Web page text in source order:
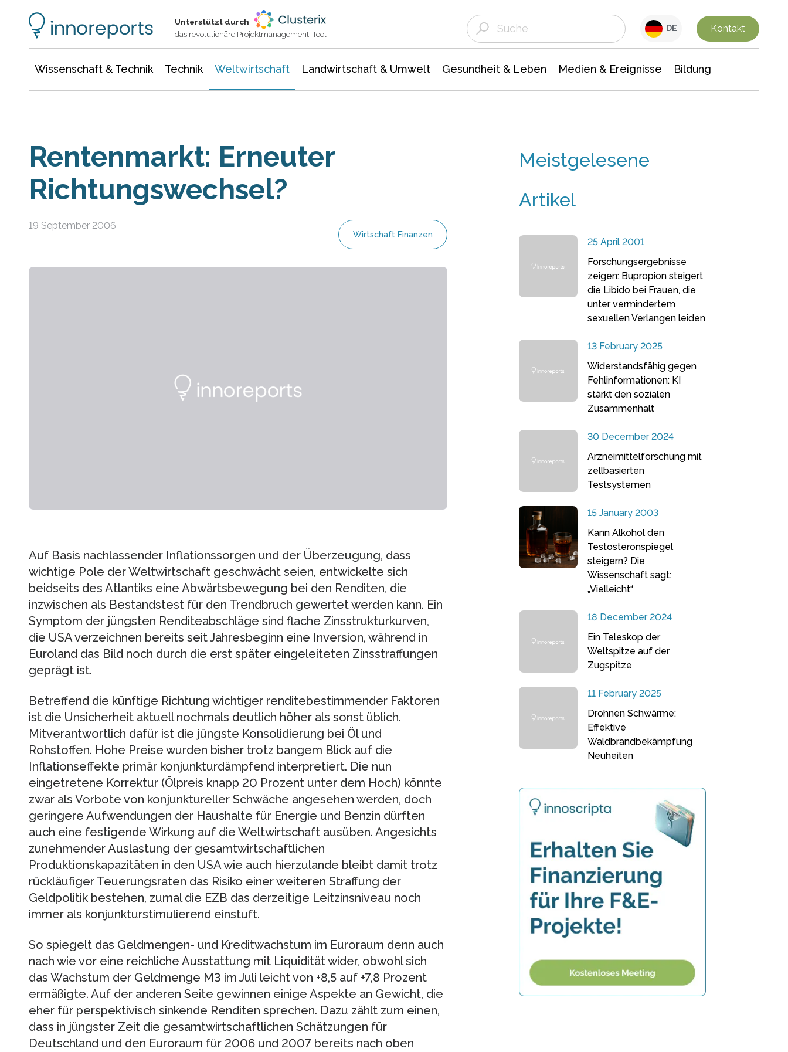
Unterstützt durch
das revolutionäre Projektmanagement-Tool
DE Kontakt
Wissenschaft & Technik Technik Weltwirtschaft Landwirtschaft & Umwelt Gesundheit & Leben Medien & Ereignisse Bildung
Rentenmarkt: Erneuter
Richtungswechsel?
19 September 2006
Wirtschaft Finanzen
Auf Basis nachlassender Inflationssorgen und der Überzeugung, dass
wichtige Pole der Weltwirtschaft geschwächt seien, entwickelte sich
beidseits des Atlantiks eine Abwärtsbewegung bei den Renditen, die
inzwischen als Bestandstest für den Trendbruch gewertet werden kann. Ein
Symptom der jüngsten Renditeabschläge sind flache Zinsstrukturkurven,
die USA verzeichnen bereits seit Jahresbeginn eine Inversion, während in
Euroland das Bild noch durch die erst später eingeleiteten Zinsstraffungen
geprägt ist.
Betreffend die künftige Richtung wichtiger renditebestimmender Faktoren
ist die Unsicherheit aktuell nochmals deutlich höher als sonst üblich.
Mitverantwortlich dafür ist die jüngste Konsolidierung bei Öl und
Rohstoffen. Hohe Preise wurden bisher trotz bangem Blick auf die
Inflationseffekte primär konjunkturdämpfend interpretiert. Die nun
eingetretene Korrektur (Ölpreis knapp 20 Prozent unter dem Hoch) könnte
zwar als Vorbote von konjunktureller Schwäche angesehen werden, doch
geringere Aufwendungen der Haushalte für Energie und Benzin dürften
auch eine festigende Wirkung auf die Weltwirtschaft ausüben. Angesichts
zunehmender Auslastung der gesamtwirtschaftlichen
Produktionskapazitäten in den USA wie auch hierzulande bleibt damit trotz
rückläufiger Teuerungsraten das Risiko einer weiteren Straffung der
Geldpolitik bestehen, zumal die EZB das derzeitige Leitzinsniveau noch
immer als konjunkturstimulierend einstuft.
So spiegelt das Geldmengen- und Kreditwachstum im Euroraum denn auch
nach wie vor eine reichliche Ausstattung mit Liquidität wider, obwohl sich
das Wachstum der Geldmenge M3 im Juli leicht von +8,5 auf +7,8 Prozent
ermäßigte. Auf der anderen Seite gewinnen einige Aspekte an Gewicht, die
eher für perspektivisch sinkende Renditen sprechen. Dazu zählt zum einen,
dass in jüngster Zeit die gesamtwirtschaftlichen Schätzungen für
Deutschland und den Euroraum für 2006 und 2007 bereits nach oben
Meistgelesene
Artikel
25 April 2001
Forschungsergebnisse
zeigen: Bupropion steigert
die Libido bei Frauen, die
unter vermindertem
sexuellen Verlangen leiden
13 February 2025
Widerstandsfähig gegen
Fehlinformationen: KI
stärkt den sozialen
Zusammenhalt
30 December 2024
Arzneimittelforschung mit
zellbasierten
Testsystemen
15 January 2003
Kann Alkohol den
Testosteronspiegel
steigern? Die
Wissenschaft sagt:
„Vielleicht“
18 December 2024
Ein Teleskop der
Weltspitze auf der
Zugspitze
11 February 2025
Drohnen Schwärme:
Effektive
Waldbrandbekämpfung
Neuheiten